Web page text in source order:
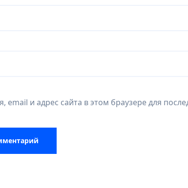
email и адрес сайта в этом браузере для